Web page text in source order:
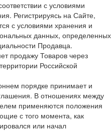
с условиями
Регистрируясь на Сайте,
с условиями хранения и
данных, определенных
Продавца.
продажу Товаров через
Российской
порядке принимает и
В отношениях между
применяются положения
с того момента, как
или начал